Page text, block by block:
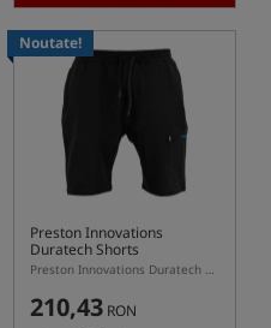
Noutate!
Preston Innovations
Duratech Shorts
Preston Innovations Duratech Shorts – pantaloni scurți de pescuit ușori și cu uscare rapidă
210,43 RON